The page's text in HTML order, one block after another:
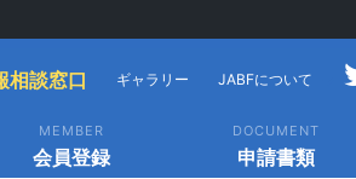
相談窓口 ギャラリー JABFについて
MEMBER
会員登録
DOCUMENT
申請書類